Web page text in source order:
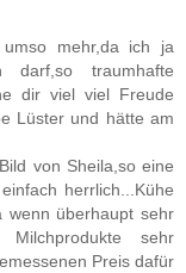
mehr,da ich ja
darf,so traumhafte
dir viel viel Freude
Lüster und hätte am
von Sheila,so eine
herrlich...Kühe
wenn überhaupt sehr
sehr
Preis dafür